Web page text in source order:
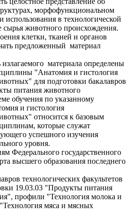
морфофункциональном
использования в технологической
сырья животного происхождения.
клетки, тканей и органов
предложенный материал
материала определены
"Анатомия и гистология
для подготовки бакалавров
питания животного
обучения по указанному
и гистология
относится к базовым
которые служат
успешного изучения
уровня.
Федерального государственного
высшего образования последнего
технологических факультетов
19.03.03 "Продукты питания
профили "Технология молока и
мяса и мясных